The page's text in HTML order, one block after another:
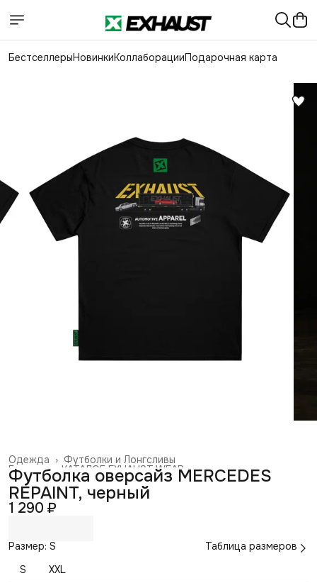
БестселлерыНовинкиКоллаборацииПодарочная карта
Футболки и Лонгсливы
Одежда ›
КАТАЛОГ EXHAUST WEAR ›
Главная ›
Футболка оверсайз MERCEDES
REPAINT, черный
1 290 ₽
Размер: S
Таблица размеров
S
XXL